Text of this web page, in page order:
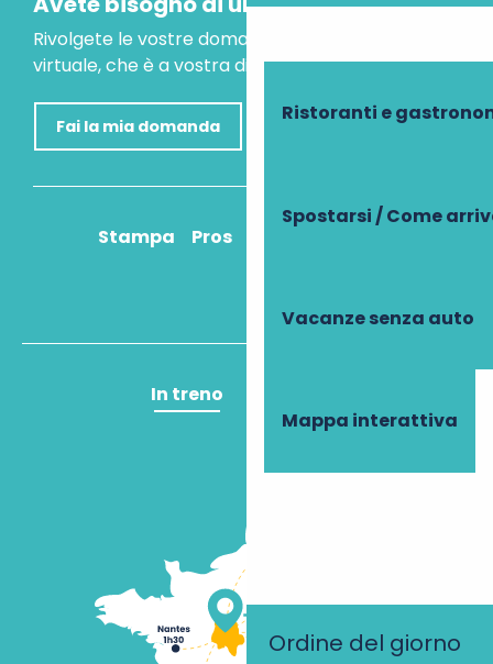
Ristoranti e
Spostarsi / Come
Vacanze senza auto
Mappa interattiva
Ordine del giorno
Rivolgete le vostre domande al nostro assistente
virtuale, che è a vostra disposizione per aiutarvi.
Fai la mia domanda
Stampa Pros
In treno